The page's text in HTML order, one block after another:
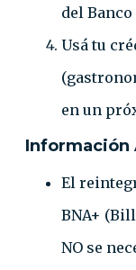
del
Usá tu
en un
Información
El
BNA+
NO se